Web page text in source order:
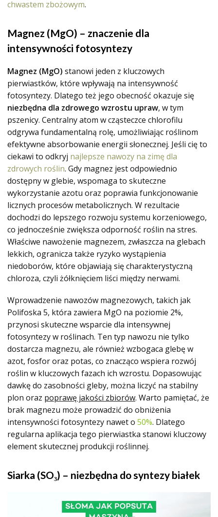
chwastem zbożowym.
Magnez (MgO) – znaczenie dla
intensywności fotosyntezy
Magnez (MgO) stanowi jeden z kluczowych
pierwiastków, które wpływają na intensywność
fotosyntezy. Dlatego też jego obecność okazuje się
niezbędna dla zdrowego wzrostu upraw, w tym
pszenicy. Centralny atom w cząsteczce chlorofilu
odgrywa fundamentalną rolę, umożliwiając roślinom
efektywne absorbowanie energii słonecznej. Jeśli cię to
ciekawi to odkryj najlepsze nawozy na zimę dla
zdrowych roślin. Gdy magnez jest odpowiednio
dostępny w glebie, wspomaga to skuteczne
wykorzystanie azotu oraz poprawia funkcjonowanie
licznych procesów metabolicznych. W rezultacie
dochodzi do lepszego rozwoju systemu korzeniowego,
co jednocześnie zwiększa odporność roślin na stres.
Właściwe nawożenie magnezem, zwłaszcza na glebach
lekkich, ogranicza także ryzyko wystąpienia
niedoborów, które objawiają się charakterystyczną
chloroza, czyli żółknięciem liści między nerwami.
Wprowadzenie nawozów magnezowych, takich jak
Polifoska 5, która zawiera MgO na poziomie 2%,
przynosi skuteczne wsparcie dla intensywnej
fotosyntezy w roślinach. Ten typ nawozu nie tylko
dostarcza magnezu, ale również wzbogaca glebę w
azot, fosfor oraz potas, co znacząco wspiera rozwój
roślin w kluczowych fazach ich wzrostu. Dopasowując
dawkę do zasobności gleby, można liczyć na stabilny
plon oraz poprawę jakości zbiorów. Warto pamiętać, że
brak magnezu może prowadzić do obniżenia
intensywności fotosyntezy nawet o 50%. Dlatego
regularna aplikacja tego pierwiastka stanowi kluczowy
element skutecznej produkcji roślinnej.
Siarka (SO₃) – niezbędna do syntezy białek